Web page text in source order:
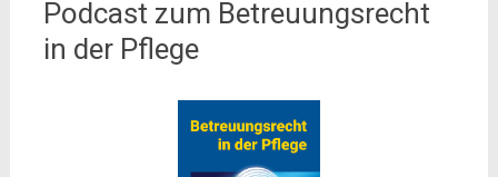
Podcast zum Betreuungsrecht
in der Pflege